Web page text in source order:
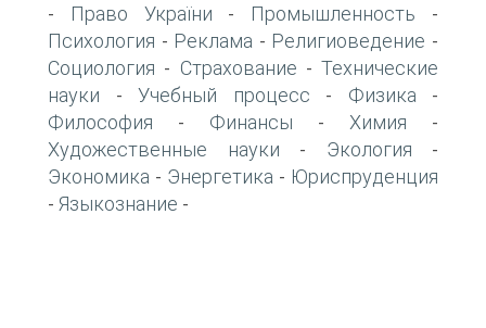
- Право України - Промышленность -
Психология - Реклама - Религиоведение -
Социология - Страхование - Технические
науки - Учебный процесс - Физика -
Философия - Финансы - Химия -
Художественные науки - Экология -
Экономика - Энергетика - Юриспруденция
- Языкознание -